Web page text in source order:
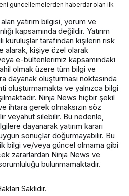
güncellemelerden haberdar olan ilk
yatırım bilgisi, yorum ve
kapsamında değildir. Yatırım
kuruluşlar tarafından kişilerin risk
alarak, kişiye özel olarak
e-bültenlerimiz kapsamındaki
olmak üzere tüm bilgi ve
dayanak oluşturması noktasında
oluşturmamakta ve yalnızca bilgi
Ninja News hiçbir şekil
ihtara gerek olmaksızın söz
veyahut silebilir. Bu nedenle,
dayanarak yatırım kararı
sonuçlar doğurmayabilir. Bu
bilgi ve/veya güncel olmama gibi
zararlardan Ninja News ve
bulunmamaktadır.
Saklıdır.